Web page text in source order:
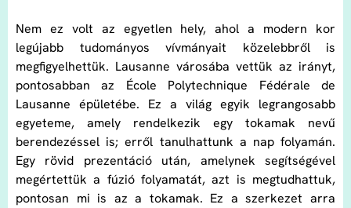
Nem ez volt az egyetlen hely, ahol a modern kor
legújabb tudományos vívmányait közelebbről is
megfigyelhettük. Lausanne városába vettük az irányt,
pontosabban az École Polytechnique Fédérale de
Lausanne épületébe. Ez a világ egyik legrangosabb
egyeteme, amely rendelkezik egy tokamak nevű
berendezéssel is; erről tanulhattunk a nap folyamán.
Egy rövid prezentáció után, amelynek segítségével
megértettük a fúzió folyamatát, azt is megtudhattuk,
pontosan mi is az a tokamak. Ez a szerkezet arra